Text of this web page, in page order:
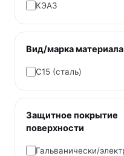
КЭАЗ
Вид/марка материала
C15 (сталь)
Защитное покрытие
поверхности